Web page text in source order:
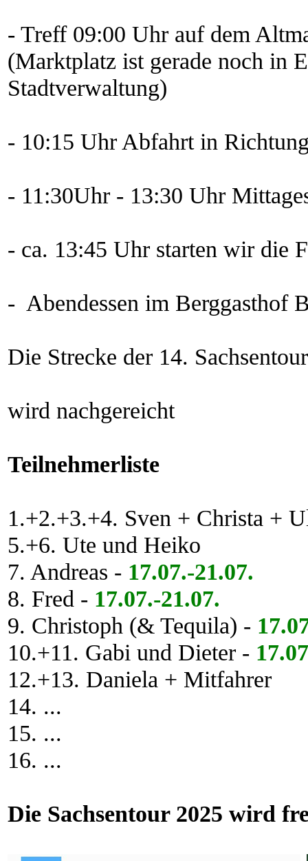
- Treff 09:00 Uhr auf dem
(Marktplatz ist gerade noch in
Stadtverwaltung)
- 10:15 Uhr Abfahrt in
- 11:30Uhr - 13:30 Uhr
- ca. 13:45 Uhr starten wir die
- Abendessen im Berggasthof
Die Strecke der 14. Sachsentour
wird nachgereicht
Teilnehmerliste
1.+2.+3.+4. Sven + Christa +
5.+6. Ute und Heiko
7. Andreas - 17.07.-21.07.
8. Fred - 17.07.-21.07.
9. Christoph (& Tequila) -
10.+11. Gabi und Dieter -
12.+13. Daniela + Mitfahrer
14. ...
15. ...
16. ...
Die Sachsentour 2025 wird